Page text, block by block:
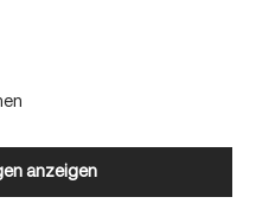
anzeigen